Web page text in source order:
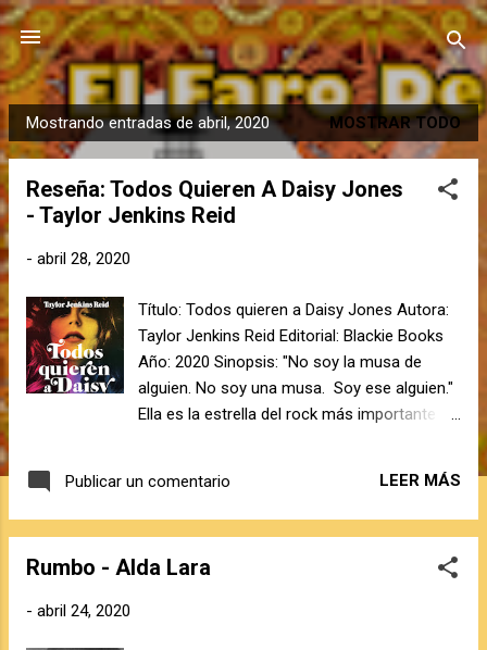
Ir al contenido principal
E
n
Mostrando entradas de abril, 2020 MOSTRAR TODO
Reseña: Todos Quieren A Daisy Jones
- Taylor Jenkins Reid
- abril 28, 2020
Título: Todos quieren a Daisy Jones Autora:
Taylor Jenkins Reid Editorial: Blackie Books
Año: 2020 Sinopsis: "No soy la musa de
alguien. No soy una musa. Soy ese alguien."
Ella es la estrella del rock más importante
ser como ella. Todos quieren algo de ella.
Todos
uno de los libros revelación del 2019, aunque
Publicar un comentario LEER MÁS
Rumbo - Alda Lara
- abril 24, 2020